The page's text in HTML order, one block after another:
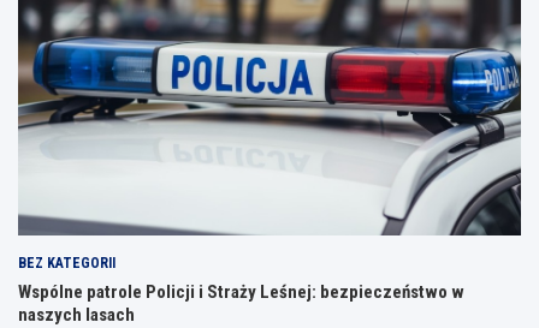
BEZ KATEGORII
Wspólne patrole Policji i Straży Leśnej: bezpieczeństwo w
naszych lasach